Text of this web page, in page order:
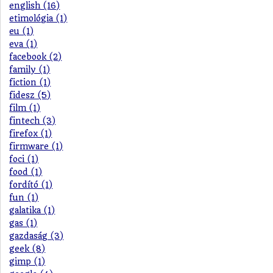
english (16)
etimológia (1)
eu (1)
eva (1)
facebook (2)
family (1)
fiction (1)
fidesz (5)
film (1)
fintech (3)
firefox (1)
firmware (1)
foci (1)
food (1)
fordító (1)
fun (1)
galatika (1)
gas (1)
gazdaság (3)
geek (8)
gimp (1)